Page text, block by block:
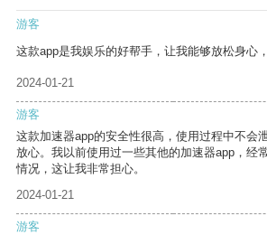
游客
这款app是我娱乐的好帮手，让我能够放松身心
2024-01-21
游客
这款加速器app的安全性很高，使用过程中不会
放心。我以前使用过一些其他的加速器app，经
情况，这让我非常担心。
2024-01-21
游客